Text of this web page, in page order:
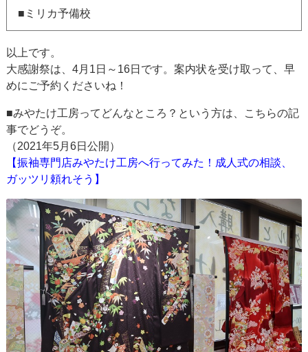
■ミリカ予備校
以上です。
大感謝祭は、4月1日～16日です。案内状を受け取って、早
めにご予約くださいね！
■みやたけ工房ってどんなところ？という方は、こちらの記
事でどうぞ。
（2021年5月6日公開）
【振袖専門店みやたけ工房へ行ってみた！成人式の相談、
ガッツリ頼れそう】